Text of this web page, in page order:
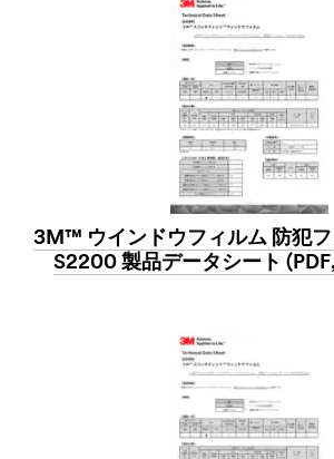
3M™ ウインドウフィルム 防犯
S2200 製品データシート